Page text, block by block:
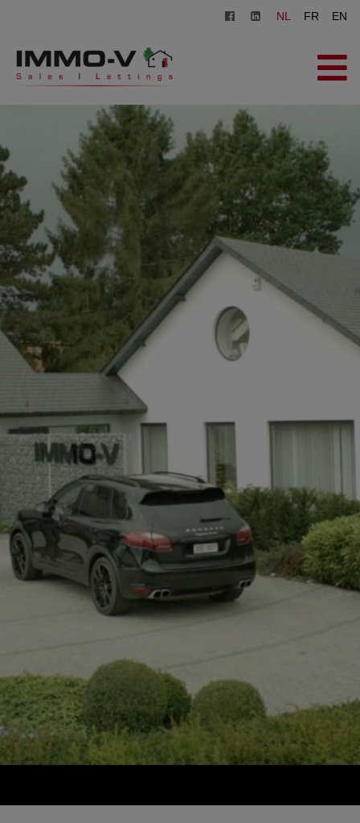
NL FR EN
HOME
TE KOOP
TE HUUR
OVER ONS
ZOEKOPDRACHT
CONTACT
GRATIS SCHATTING
FR EN